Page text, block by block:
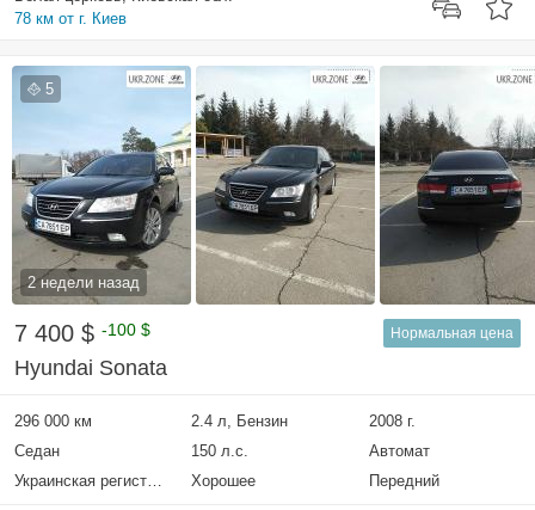
78 км от г. Киев
5
2 недели назад
7 400 $ -100 $ Нормальная цена
Hyundai Sonata
296 000 км 2.4 л, Бензин
2008 г.
Седан
150 л.с.
Автомат
Украинская регистрация
Хорошее Передний